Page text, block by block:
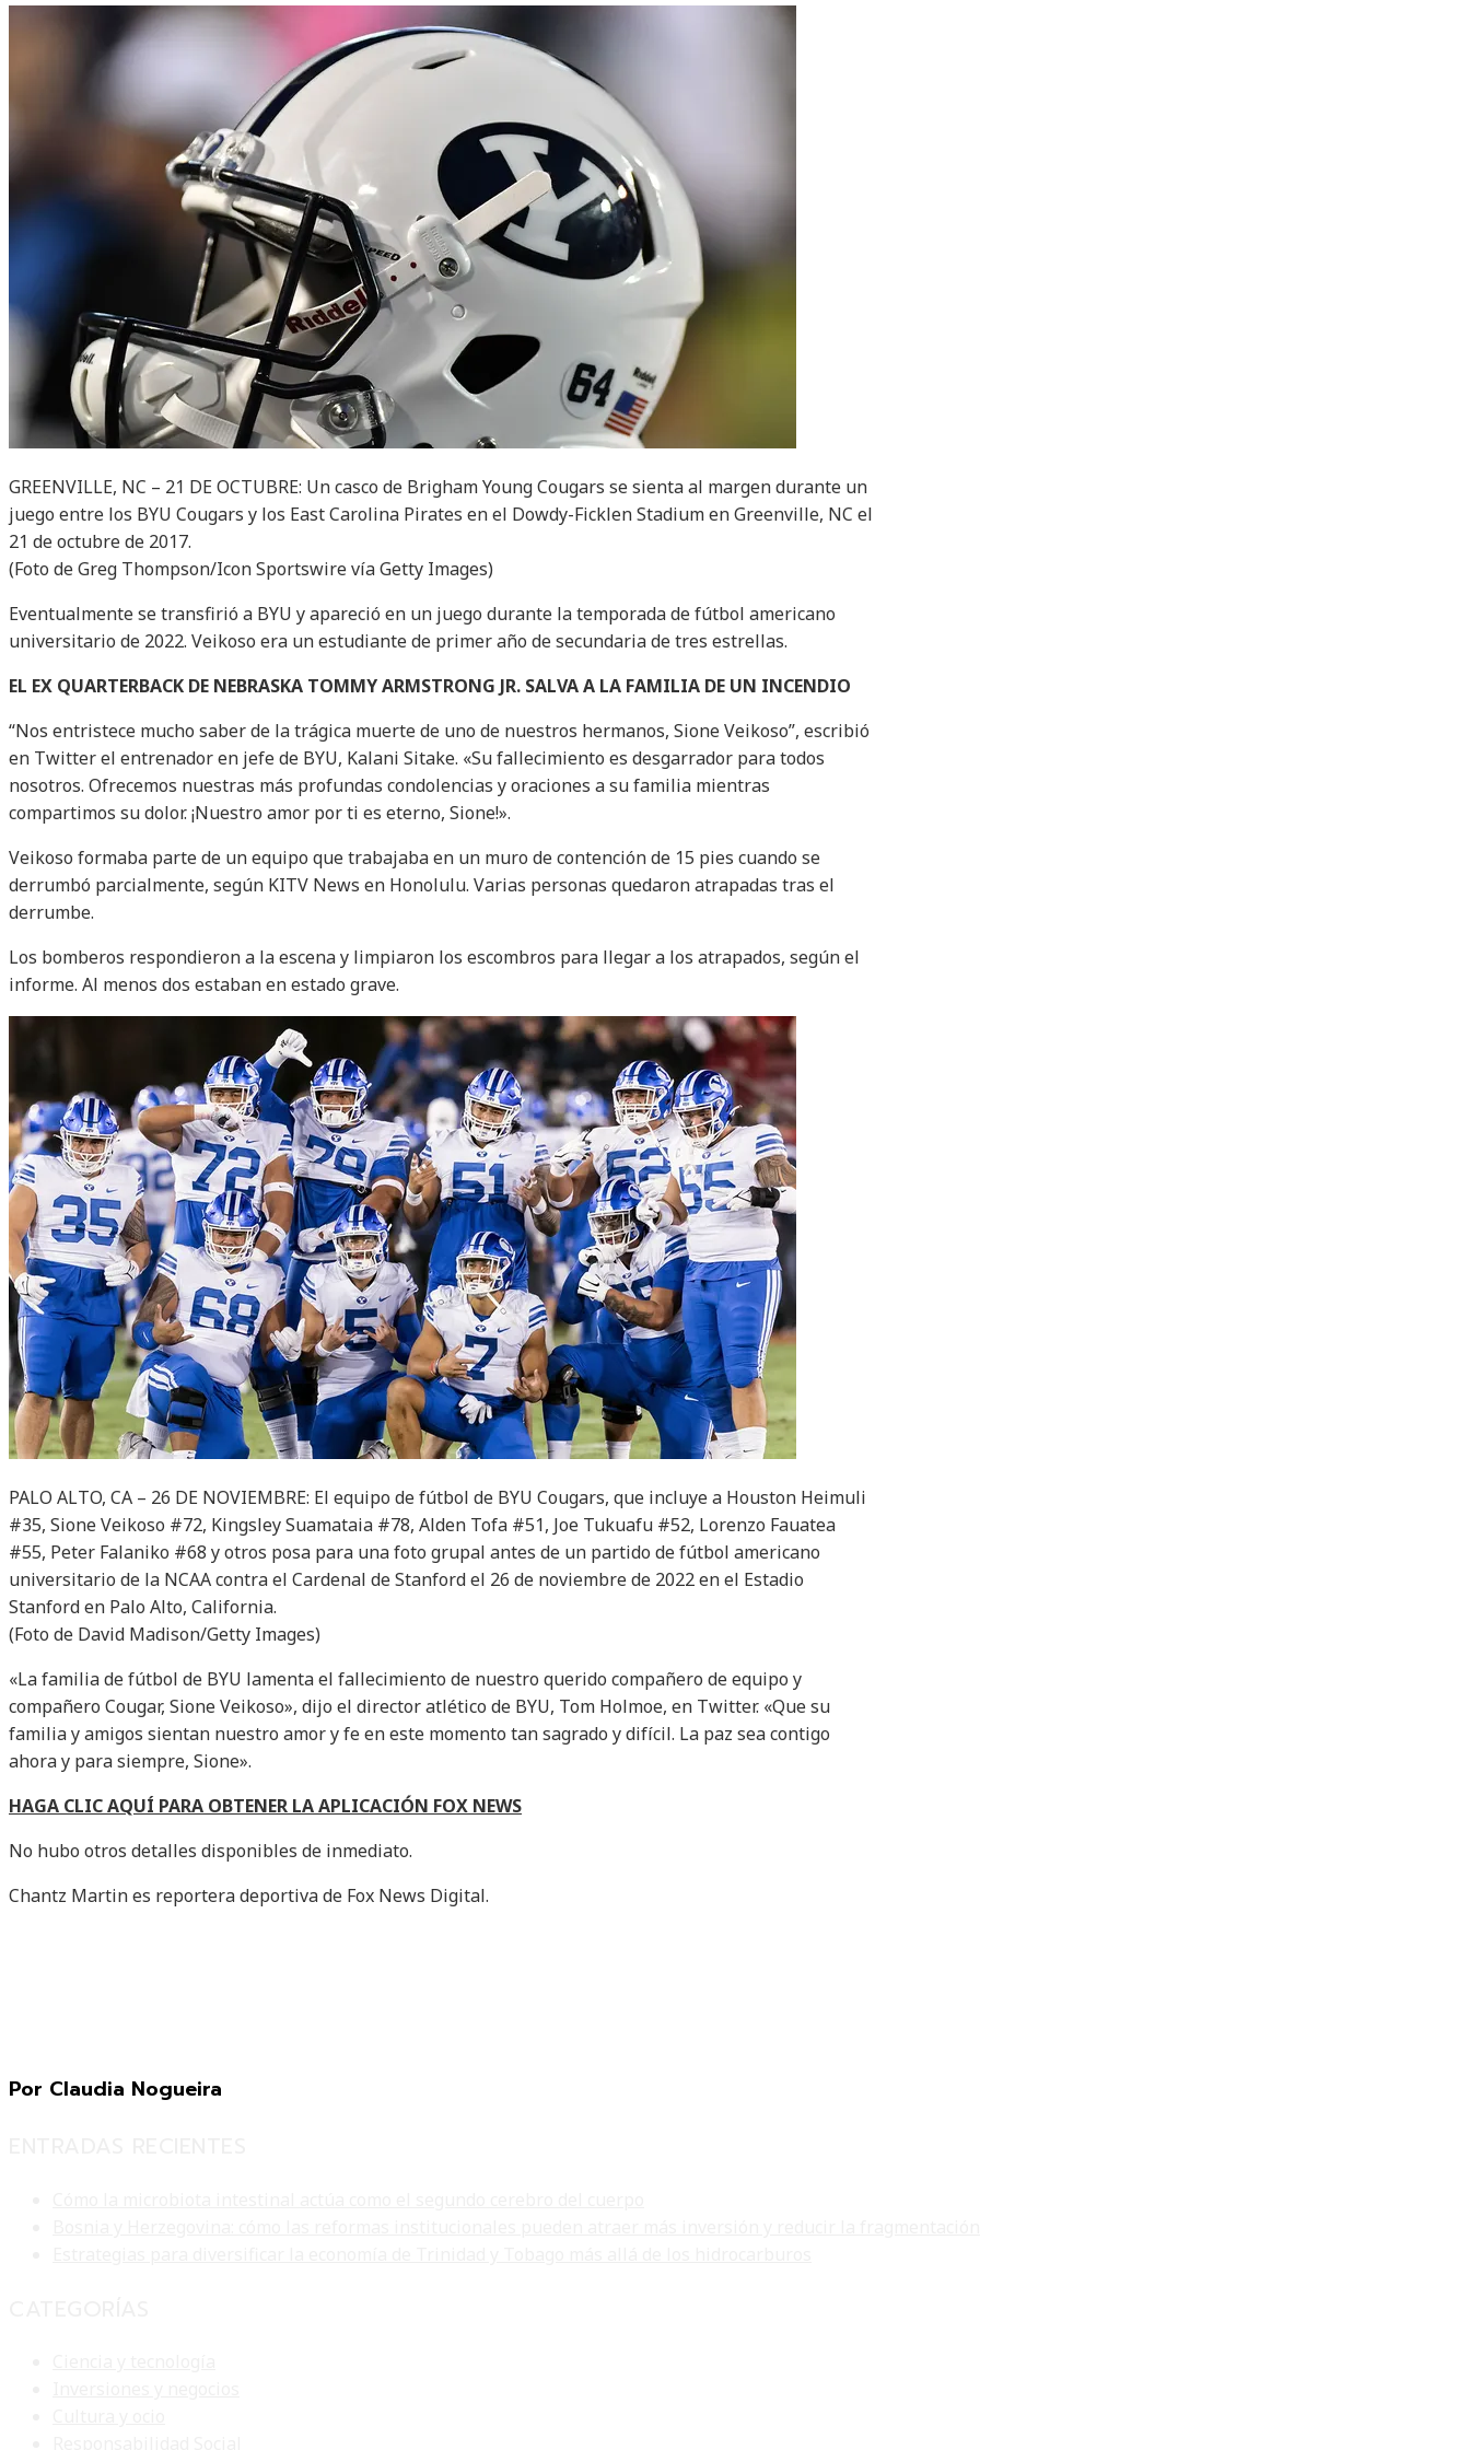
GREENVILLE, NC – 21 DE OCTUBRE: Un casco de Brigham Young Cougars se sienta al margen durante un
juego entre los BYU Cougars y los East Carolina Pirates en el Dowdy-Ficklen Stadium en Greenville, NC el
21 de octubre de 2017.
(Foto de Greg Thompson/Icon Sportswire vía Getty Images)
Eventualmente se transfirió a BYU y apareció en un juego durante la temporada de fútbol americano
universitario de 2022. Veikoso era un estudiante de primer año de secundaria de tres estrellas.
EL EX QUARTERBACK DE NEBRASKA TOMMY ARMSTRONG JR. SALVA A LA FAMILIA DE UN INCENDIO
“Nos entristece mucho saber de la trágica muerte de uno de nuestros hermanos, Sione Veikoso”, escribió
en Twitter el entrenador en jefe de BYU, Kalani Sitake. «Su fallecimiento es desgarrador para todos
nosotros. Ofrecemos nuestras más profundas condolencias y oraciones a su familia mientras
compartimos su dolor. ¡Nuestro amor por ti es eterno, Sione!».
Veikoso formaba parte de un equipo que trabajaba en un muro de contención de 15 pies cuando se
derrumbó parcialmente, según KITV News en Honolulu. Varias personas quedaron atrapadas tras el
derrumbe.
Los bomberos respondieron a la escena y limpiaron los escombros para llegar a los atrapados, según el
informe. Al menos dos estaban en estado grave.
PALO ALTO, CA – 26 DE NOVIEMBRE: El equipo de fútbol de BYU Cougars, que incluye a Houston Heimuli
#35, Sione Veikoso #72, Kingsley Suamataia #78, Alden Tofa #51, Joe Tukuafu #52, Lorenzo Fauatea
#55, Peter Falaniko #68 y otros posa para una foto grupal antes de un partido de fútbol americano
universitario de la NCAA contra el Cardenal de Stanford el 26 de noviembre de 2022 en el Estadio
Stanford en Palo Alto, California.
(Foto de David Madison/Getty Images)
«La familia de fútbol de BYU lamenta el fallecimiento de nuestro querido compañero de equipo y
compañero Cougar, Sione Veikoso», dijo el director atlético de BYU, Tom Holmoe, en Twitter. «Que su
familia y amigos sientan nuestro amor y fe en este momento tan sagrado y difícil. La paz sea contigo
ahora y para siempre, Sione».
HAGA CLIC AQUÍ PARA OBTENER LA APLICACIÓN FOX NEWS
No hubo otros detalles disponibles de inmediato.
Chantz Martin es reportera deportiva de Fox News Digital.
Por Claudia Nogueira